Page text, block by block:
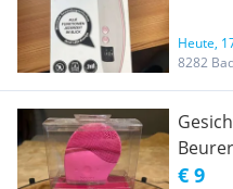
Heute,
8282
€ 9